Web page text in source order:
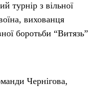
турнір з вільної
вихованця
боротьби “Витязь”
Чернігова,